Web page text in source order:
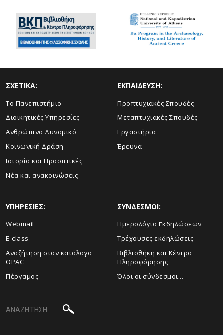
ΣΧΕΤΙΚΑ:
Το Πανεπιστήμιο
Διοικητικές Υπηρεσίες
Ανθρώπινο Δυναμικό
Κοινωνική Δράση
Ιστορία και Προοπτικές
Νέα και ανακοινώσεις
ΕΚΠΑΙΔΕΥΣΗ:
Προπτυχιακές Σπουδές
Μεταπτυχιακές Σπουδές
Εργαστήρια
Έρευνα
ΥΠΗΡΕΣΙΕΣ:
Webmail
E-class
Αναζήτηση στον κατάλογο
OPAC
Πέργαμος
ΣΥΝΔΕΣΜΟΙ:
Ημερολόγιο Εκδηλώσεων
Τρέχουσες εκδηλώσεις
Βιβλιοθήκη και Κέντρο
Πληροφόρησης
Όλοι οι σύνδεσμοι...